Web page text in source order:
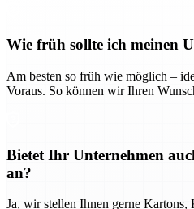
Wie früh sollte ich meinen
Am besten so früh wie möglich –
Voraus. So können wir Ihren
Bietet Ihr Unternehmen
an?
Ja, wir stellen Ihnen gerne Kartons,